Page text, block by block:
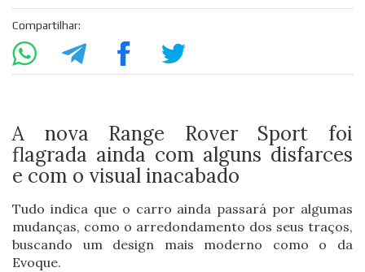
Compartilhar:
A nova Range Rover Sport foi
flagrada ainda com alguns disfarces
e com o visual inacabado
Tudo indica que o carro ainda passará por algumas
mudanças, como o arredondamento dos seus traços,
buscando um design mais moderno como o da
Evoque.